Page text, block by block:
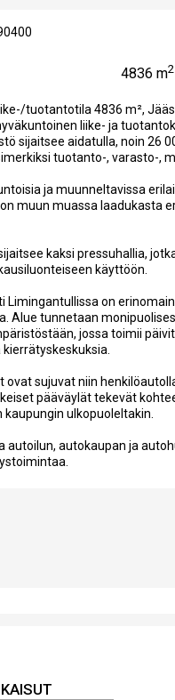
4836 m2
tuotantotila 4836 m²,
liike- ja
sijaitsee aidatulla, noin 26
tuotanto-, varasto-,
ja muunneltavissa
muun muassa laadukasta
kaksi pressuhallia,
käyttöön.
Limingantullissa on
Alue tunnetaan
jossa toimii
ovat sujuvat niin
pääväylät tekevät
kaupungin ulkopuoleltakin.
autoilun, autokaupan ja